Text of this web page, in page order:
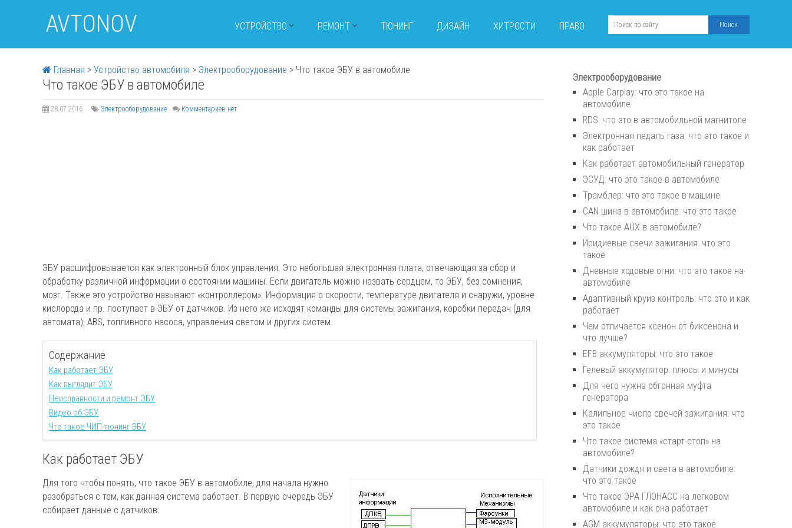
AVTONOV УСТРОЙСТВО РЕМОНТ ТЮНИНГ ДИЗАЙН ХИТРОСТИ ПРАВО
Главная > Устройство автомобиля > Электрооборудование > Что такое ЭБУ в автомобиле
Что такое ЭБУ в автомобиле
28.07.2016 Электрооборудование Комментариев нет
ЭБУ расшифровывается как электронный блок управления. Это небольшая электронная плата, отвечающая за сбор и
обработку различной информации о состоянии машины. Если двигатель можно назвать сердцем, то ЭБУ, без сомнения,
мозг. Также это устройство называют «контроллером». Информация о скорости, температуре двигателя и снаружи, уровне
кислорода и пр. поступает в ЭБУ от датчиков. Из него же исходят команды для системы зажигания, коробки передач (для
автомата), ABS, топливного насоса, управления светом и других систем.
Содержание
Как работает ЭБУ
Как выглядит ЭБУ
Неисправности и ремонт ЭБУ
Видео об ЭБУ
Что такое ЧИП-тюнинг ЭБУ
Как работает ЭБУ
Для того чтобы понять, что такое ЭБУ в автомобиле, для начала нужно
разобраться с тем, как данная система работает. В первую очередь ЭБУ
собирает данные с датчиков:
Электрооборудование
Apple Carplay: что это такое на
автомобиле
RDS: что это в автомобильной магнитоле
Электронная педаль газа: что это такое и
как работает
Как работает автомобильный генератор
ЭСУД: что это такое в автомобиле
Трамблер: что это такое в машине
CAN шина в автомобиле: что это такое
Что такое AUX в автомобиле?
Иридиевые свечи зажигания: что это
такое
Дневные ходовые огни: что это такое на
автомобиле
Адаптивный круиз контроль: что это и как
работает
Чем отличается ксенон от биксенона и
что лучше?
EFB аккумуляторы: что это такое
Гелевый аккумулятор: плюсы и минусы
Для чего нужна обгонная муфта
генератора
Калильное число свечей зажигания: что
это такое
Что такое система «старт-стоп» на
автомобиле?
Датчики дождя и света в автомобиле:
что это такое
Что такое ЭРА ГЛОНАСС на легковом
автомобиле и как она работает
AGM аккумуляторы: что это такое